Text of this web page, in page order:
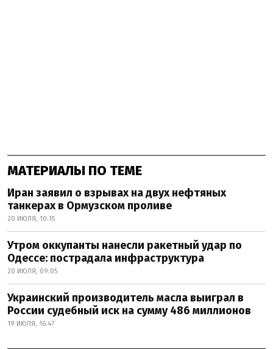
МАТЕРИАЛЫ ПО ТЕМЕ
Иран заявил о взрывах на двух нефтяных
танкерах в Ормузском проливе
20 ИЮЛЯ, 10:15
Утром оккупанты нанесли ракетный удар по
Одессе: пострадала инфраструктура
20 ИЮЛЯ, 09:05
Украинский производитель масла выиграл в
России судебный иск на сумму 486 миллионов
19 ИЮЛЯ, 16:47